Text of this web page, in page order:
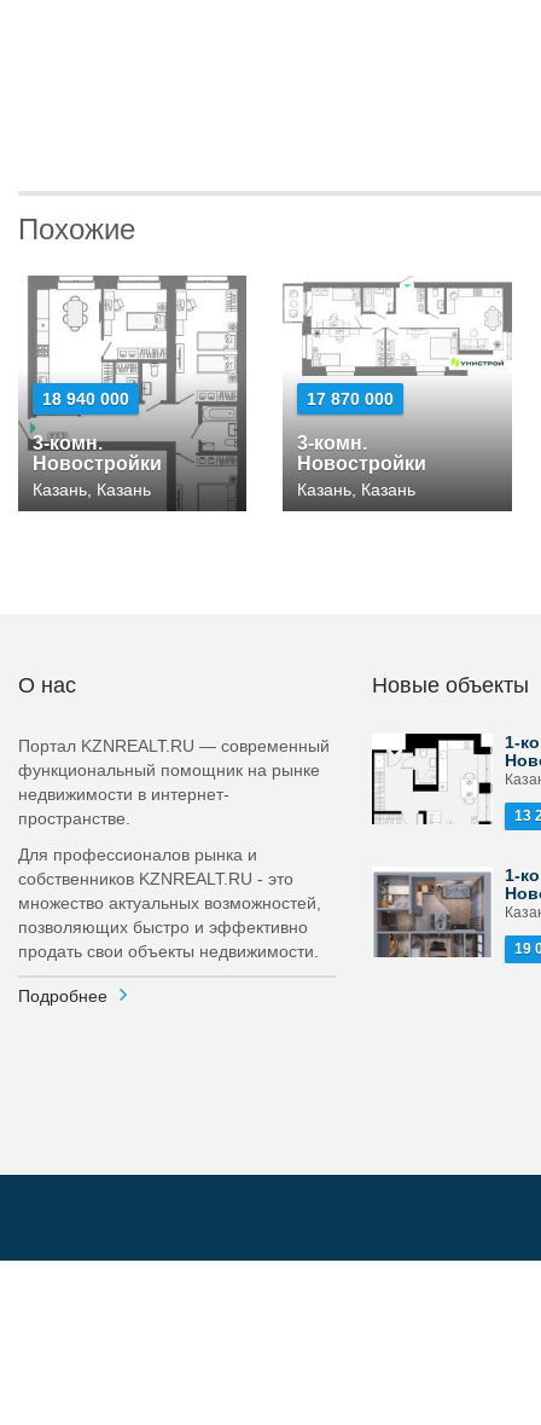
Похожие
18 940 000
3-комн.
Новостройки
Казань, Казань
17 870 000
3-комн.
Новостройки
Казань, Казань
О нас
Портал KZNREALT.RU — современный
функциональный помощник на рынке
недвижимости в интернет-
пространстве.
Для профессионалов рынка и
собственников KZNREALT.RU - это
множество актуальных возможностей,
позволяющих быстро и эффективно
продать свои объекты недвижимости.
Подробнее
Новые объекты
1-
13
1-
19